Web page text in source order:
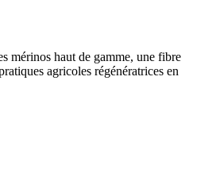
mérinos haut de gamme, une fibre
agricoles régénératrices en